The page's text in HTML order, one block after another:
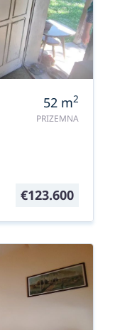
52 m2
PRIZEMNA
€123.600